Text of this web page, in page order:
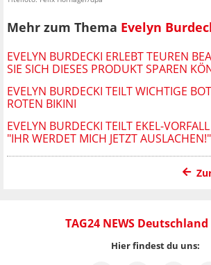
Mehr zum Thema Evelyn
EVELYN BURDECKI ERLEBT TEUREN
SIE SICH DIESES PRODUKT SPAREN
EVELYN BURDECKI TEILT WICHTIGE
ROTEN BIKINI
EVELYN BURDECKI TEILT EKEL-
"IHR WERDET MICH JETZT AUSLACHEN!"
TAG24 NEWS
Hier findest du uns: